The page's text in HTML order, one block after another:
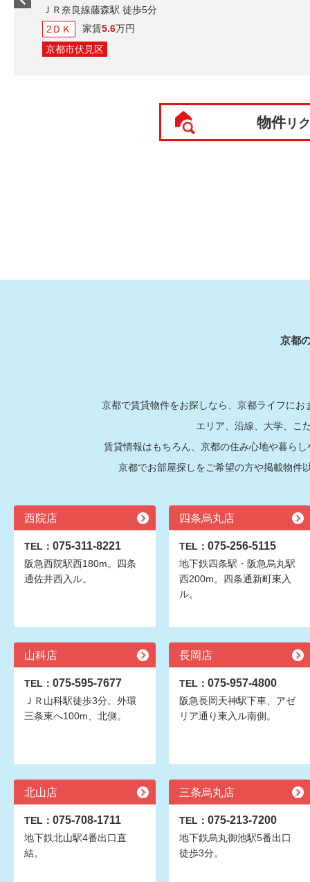
ＪＲ奈良線藤森駅 徒歩5分
2ＤＫ
家賃5.6万円
京都市伏見区
物件リ
京都
京都で賃貸物件をお探しなら、京都ライフに
エリア、沿線、大学、こ
賃貸情報はもちろん、京都の住み心地や暮ら
京都でお部屋探しをご希望の方や掲載物件
西院店
TEL： 075-311-8221
阪急西院駅西180m。四条
通佐井西入ル。
四条烏丸店
TEL： 075-256-5115
地下鉄四条駅・阪急烏丸駅
西200m。四条通新町東入
ル。
山科店
TEL： 075-595-7677
ＪＲ山科駅徒歩3分。外環
三条東へ100m、北側。
長岡店
TEL： 075-957-4800
阪急長岡天神駅下車、アゼ
リア通り東入ル南側。
北山店
TEL： 075-708-1711
地下鉄北山駅4番出口直
結。
三条烏丸店
TEL： 075-213-7200
地下鉄烏丸御池駅5番出口
徒歩3分。